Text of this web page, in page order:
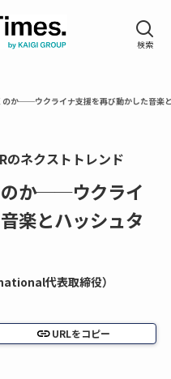
のか──ウクライナ支援を再び動かした音楽
のネクストトレンド
のか──ウクライ
楽とハッシュタ
代表取締役）
URLをコピー